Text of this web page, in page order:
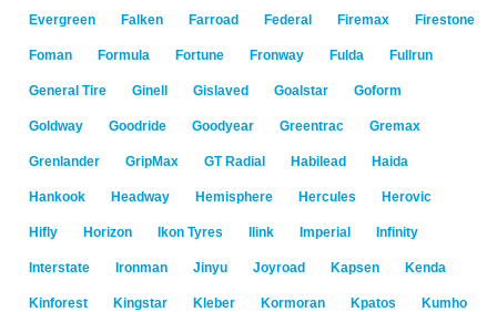
Evergreen Falken Farroad Federal Firemax Firestone
Foman Formula Fortune Fronway Fulda Fullrun
General Tire Ginell Gislaved Goalstar Goform
Goldway Goodride Goodyear Greentrac Gremax
Grenlander GripMax GT Radial Habilead Haida
Hankook Headway Hemisphere Hercules Herovic
Hifly Horizon Ikon Tyres Ilink Imperial Infinity
Interstate Ironman Jinyu Joyroad Kapsen Kenda
Kinforest Kingstar Kleber Kormoran Kpatos Kumho